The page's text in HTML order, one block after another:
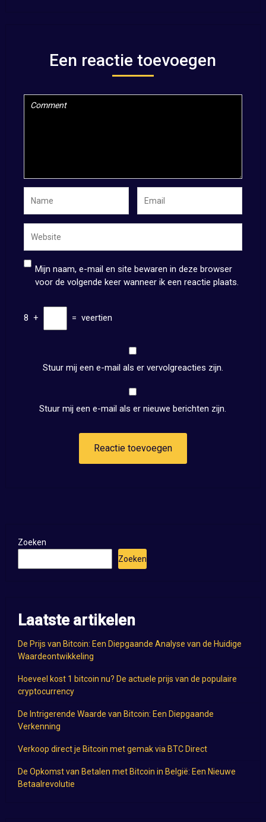
Een reactie toevoegen
Mijn naam, e-mail en site bewaren in deze browser
voor de volgende keer wanneer ik een reactie plaats.
8 + = veertien
Stuur mij een e-mail als er vervolgreacties zijn.
Stuur mij een e-mail als er nieuwe berichten zijn.
Zoeken
Zoeken
Laatste artikelen
De Prijs van Bitcoin: Een Diepgaande Analyse van de Huidige
Waardeontwikkeling
Hoeveel kost 1 bitcoin nu? De actuele prijs van de populaire
cryptocurrency
De Intrigerende Waarde van Bitcoin: Een Diepgaande
Verkenning
Verkoop direct je Bitcoin met gemak via BTC Direct
De Opkomst van Betalen met Bitcoin in België: Een Nieuwe
Betaalrevolutie